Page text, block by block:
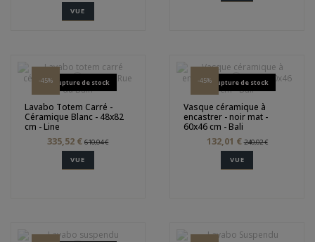
VUE
-45%Rupture de stock
Lavabo Totem Carré -
Céramique Blanc - 48x82
cm - Line
335,52 €610,04 €
VUE
-45%Rupture de stock
Vasque céramique à
encastrer - noir mat -
60x46 cm - Bali
132,01 €240,02 €
VUE